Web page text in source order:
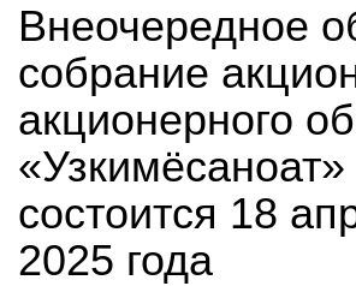
Внеочередное
собрание
акционерного
«Узкимёсаноат»
состоится 18
2025 года